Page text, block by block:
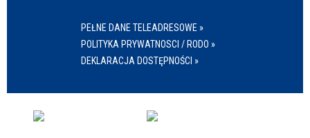
PEŁNE DANE TELEADRESOWE »
POLITYKA PRYWATNOSCI / RODO »
DEKLARACJA DOSTĘPNOŚCI »